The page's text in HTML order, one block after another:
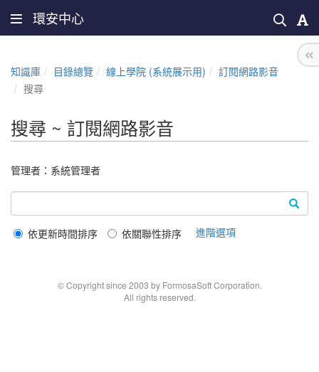
環安中心
知識庫 目錄總覽 線上學院 (系統展示用)
訂閱網路影音
搜尋
搜尋 ~ 訂閱網路影音
管理者： 系統管理者
依更新時間排序 依關聯性排序 進階選項
© Copyright since 2003 by FormosaSoft Corporation.
All rights reserved.